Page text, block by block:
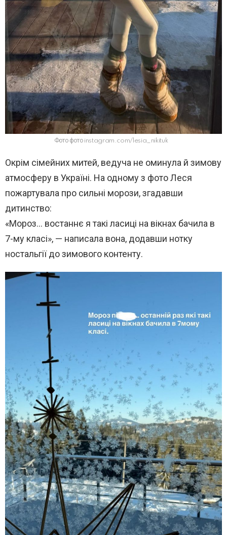
Фото фото instagram.com/lesia_nikituk
Окрім сімейних митей, ведуча не оминула й зимову
атмосферу в Україні. На одному з фото Леся
пожартувала про сильні морози, згадавши
дитинство:
«Мороз… востаннє я такі ласиці на вікнах бачила в
7-му класі», — написала вона, додавши нотку
ностальгії до зимового контенту.